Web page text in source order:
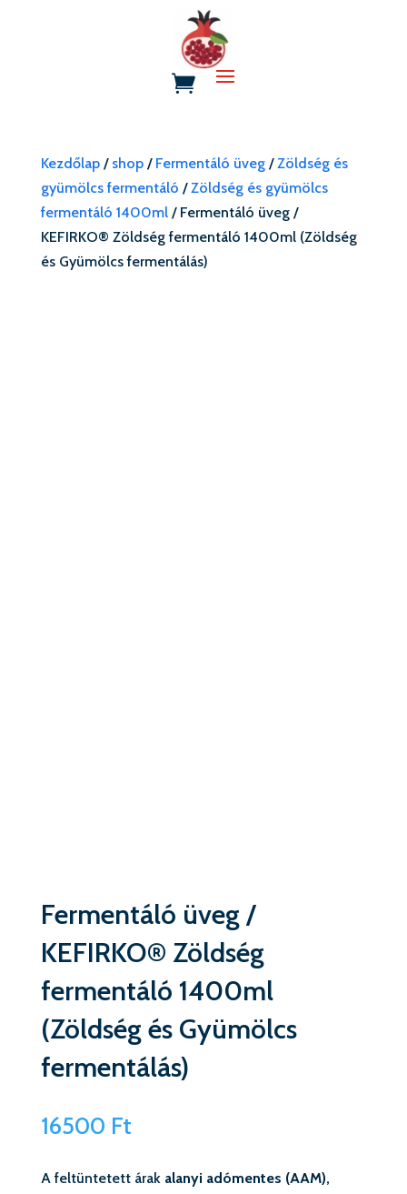
Kezdőlap/ shop/ Fermentáló üveg/Zöldség és
gyümölcs fermentáló /Zöldség és gyümölcs
fermentáló 1400ml/ Fermentáló üveg /
KEFIRKO® Zöldség fermentáló 1400ml (Zöldség
és Gyümölcs fermentálás)
Fermentáló üveg /
KEFIRKO® Zöldség
fermentáló 1400ml
(Zöldség és Gyümölcs
fermentálás)
16500 Ft
A feltüntetett árak alanyi adómentes (AAM),